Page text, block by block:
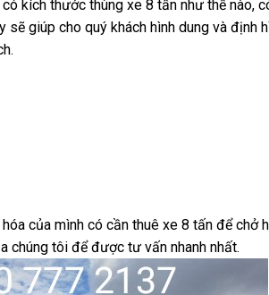
kích thước thùng xe 8 tấn như thế nào,
giúp cho quý khách hình dung và định
của mình có cần thuê xe 8 tấn để chở
chúng tôi để được tư vấn nhanh nhất.